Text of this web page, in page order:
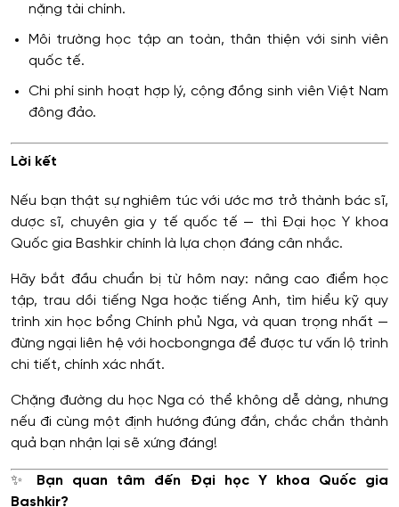
nặng tài chính.
Môi trường học tập an toàn, thân thiện với sinh viên
quốc tế.
Chi phí sinh hoạt hợp lý, cộng đồng sinh viên Việt Nam
đông đảo.
Lời kết
Nếu bạn thật sự nghiêm túc với ước mơ trở thành bác sĩ,
dược sĩ, chuyên gia y tế quốc tế — thì Đại học Y khoa
Quốc gia Bashkir chính là lựa chọn đáng cân nhắc.
Hãy bắt đầu chuẩn bị từ hôm nay: nâng cao điểm học
tập, trau dồi tiếng Nga hoặc tiếng Anh, tìm hiểu kỹ quy
trình xin học bổng Chính phủ Nga, và quan trọng nhất —
đừng ngại liên hệ với hocbongnga để được tư vấn lộ trình
chi tiết, chính xác nhất.
Chặng đường du học Nga có thể không dễ dàng, nhưng
nếu đi cùng một định hướng đúng đắn, chắc chắn thành
quả bạn nhận lại sẽ xứng đáng!
✨
Bạn quan tâm đến Đại học Y khoa Quốc gia
Bashkir?